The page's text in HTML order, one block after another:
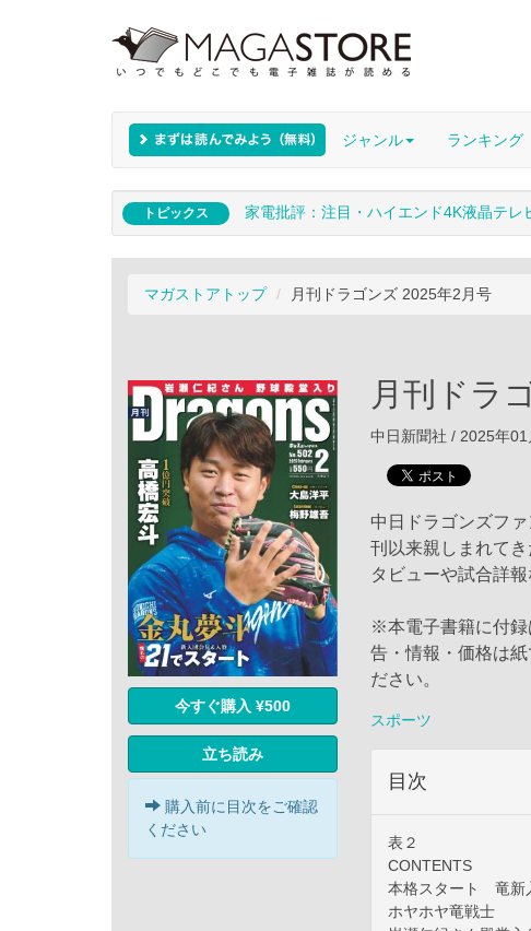
ジャンル ランキング
トピックス 家電批評：注目・ハイエンド4K液晶テレ
マガストアトップ 月刊ドラゴンズ 2025年2月号
今すぐ購入 ¥500
立ち読み
購入前に目次をご確認
ください
月刊ドラ
中日新聞社 / 2025年
中日ドラゴンズフ
刊以来親しまれて
タビューや試合詳
※本電子書籍に付録
告・情報・価格は
ださい。
スポーツ
目次
表２
CONTENTS
本格スタート 竜新
ホヤホヤ竜戦士